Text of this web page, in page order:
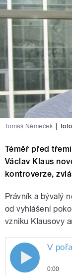
Tomáš Němeček
Téměř před
Václav Klaus
kontroverze,
Právník a bývalý
od vyhlášení
vzniku Klausovy
V
0:00